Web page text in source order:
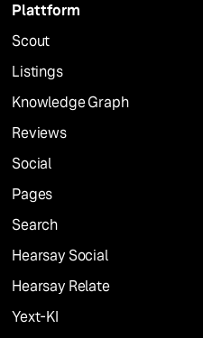
Plattform
Scout
Listings
Knowledge Graph
Reviews
Social
Pages
Search
Hearsay Social
Hearsay Relate
Yext-KI